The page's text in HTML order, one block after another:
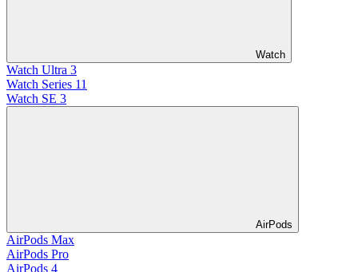
Watch
Watch Ultra 3
Watch Series 11
Watch SE 3
AirPods
AirPods Max
AirPods Pro
AirPods 4